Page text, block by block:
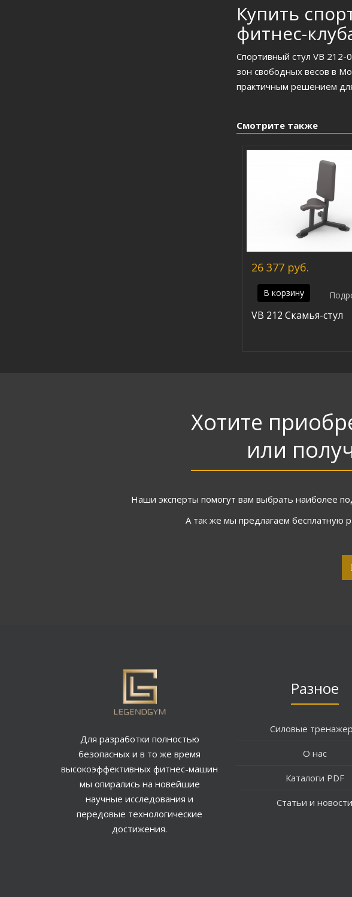
Купить
фитнес-
Спортивный стул VB
зон свободных весов в
практичным решением
Смотрите также
26 377 руб.
В корзину
VB 212 Скамья-стул
Хотите
или
Наши эксперты помогут вам выбрать наиболее
А так же мы предлагаем бесплатную
Для разработки полностью
безопасных и в то же время
высокоэффективных фитнес-машин
мы опирались на новейшие
научные исследования и
передовые технологические
достижения.
Разное
Силовые
О нас
Каталоги PDF
Статьи и новости